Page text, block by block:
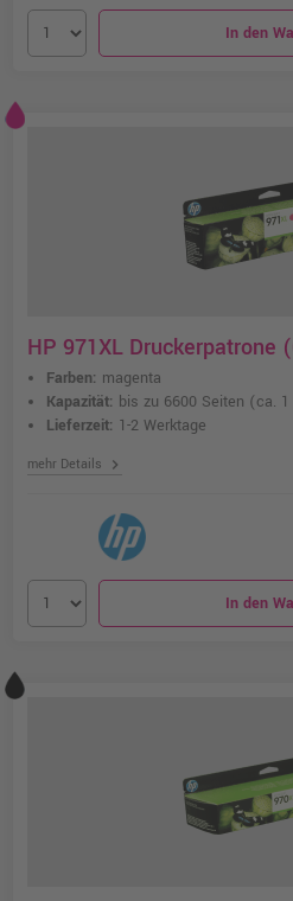
In den
HP 971XL Druckerpatrone
Farben: magenta
Kapazität: bis zu 6600 Seiten (ca.
Lieferzeit: 1-2 Werktage
mehr Details chevron_right
In den